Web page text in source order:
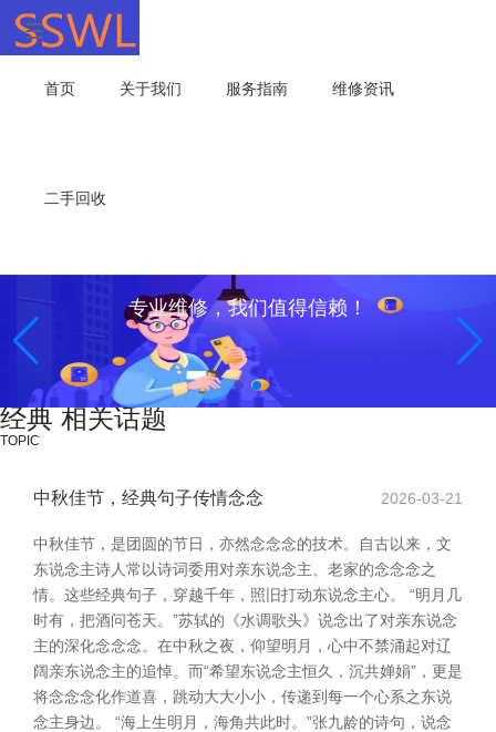
首页 关于我们 服务指南 维修资讯
二手回收
专业维修，我们值得信赖！
经典 相关话题
TOPIC
中秋佳节，经典句子传情念念 2026-03-21
中秋佳节，是团圆的节日，亦然念念念的技术。自古以来，文
东说念主诗人常以诗词委用对亲东说念主、老家的念念念之
情。这些经典句子，穿越千年，照旧打动东说念主心。 “明月几
时有，把酒问苍天。”苏轼的《水调歌头》说念出了对亲东说念
主的深化念念念。在中秋之夜，仰望明月，心中不禁涌起对辽
阔亲东说念主的追悼。而“希望东说念主恒久，沉共婵娟”，更是
将念念念化作道喜，跳动大大小小，传递到每一个心系之东说
念主身边。 “海上生明月，海角共此时。”张九龄的诗句，说念